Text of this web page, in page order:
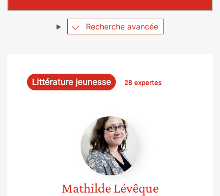
e
Recherche avancée
Littérature jeunesse 28 expertes
Mathilde
Lévêque
MathildeLévêque